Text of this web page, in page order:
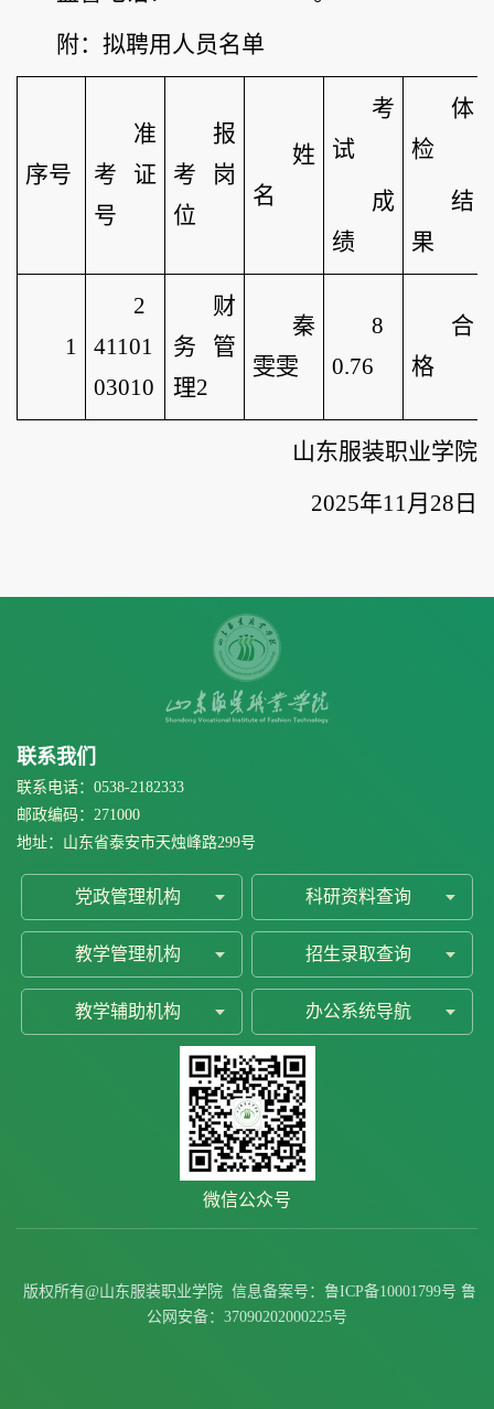
附：拟聘用人员名单
序号
准
考证
号
报
考岗
位
姓
名
考
试
成
绩
体
检
结
果
1
2
41101
03010
财
务管
理2
秦
雯雯
8
0.76
合
格
山东服装职业学院
2025年11月28日
联系我们
联系电话：0538-2182333
邮政编码：271000
地址：山东省泰安市天烛峰路299号
党政管理机构 科研资料查询
教学管理机构 招生录取查询
教学辅助机构 办公系统导航
微信公众号
版权所有@山东服装职业学院 信息备案号： 鲁ICP备10001799号 鲁
公网安备： 37090202000225号